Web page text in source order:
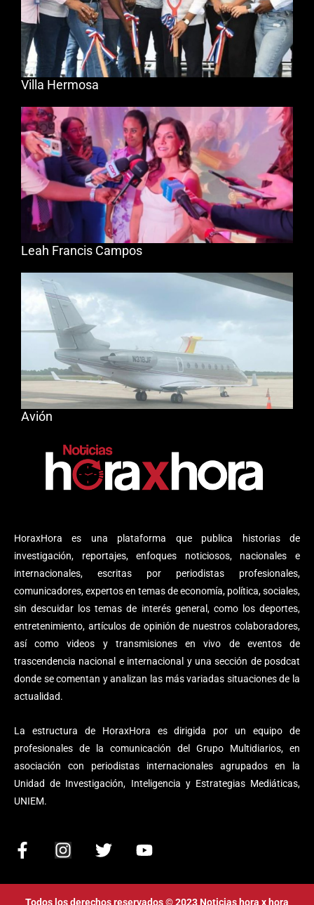
HoraxHora es una plataforma que publica historias de
investigación, reportajes, enfoques noticiosos, nacionales e
internacionales, escritas por periodistas profesionales,
comunicadores, expertos en temas de economía, política, sociales,
sin descuidar los temas de interés general, como los deportes,
entretenimiento, artículos de opinión de nuestros colaboradores,
así como videos y transmisiones en vivo de eventos de
trascendencia nacional e internacional y una sección de posdcat
donde se comentan y analizan las más variadas situaciones de la
actualidad.
La estructura de HoraxHora es dirigida por un equipo de
profesionales de la comunicación del Grupo Multidiarios, en
asociación con periodistas internacionales agrupados en la
Unidad de Investigación, Inteligencia y Estrategias Mediáticas,
UNIEM.
F
a
c
e
I
n
s
t
T
i
t
Y
u
t
Villa Hermosa
Leah Francis Campos
Avión
Todos los derechos reservados © 2023 Noticias hora x hora